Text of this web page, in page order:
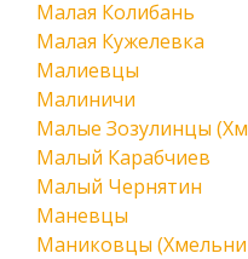
Малая Колибань
Малая Кужелевка
Малиевцы
Малиничи
Малые Зозулинцы
Малый Карабчиев
Малый Чернятин
Маневцы
Маниковцы